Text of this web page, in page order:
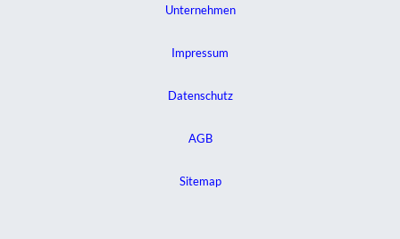
Unternehmen
Impressum
Datenschutz
AGB
Sitemap